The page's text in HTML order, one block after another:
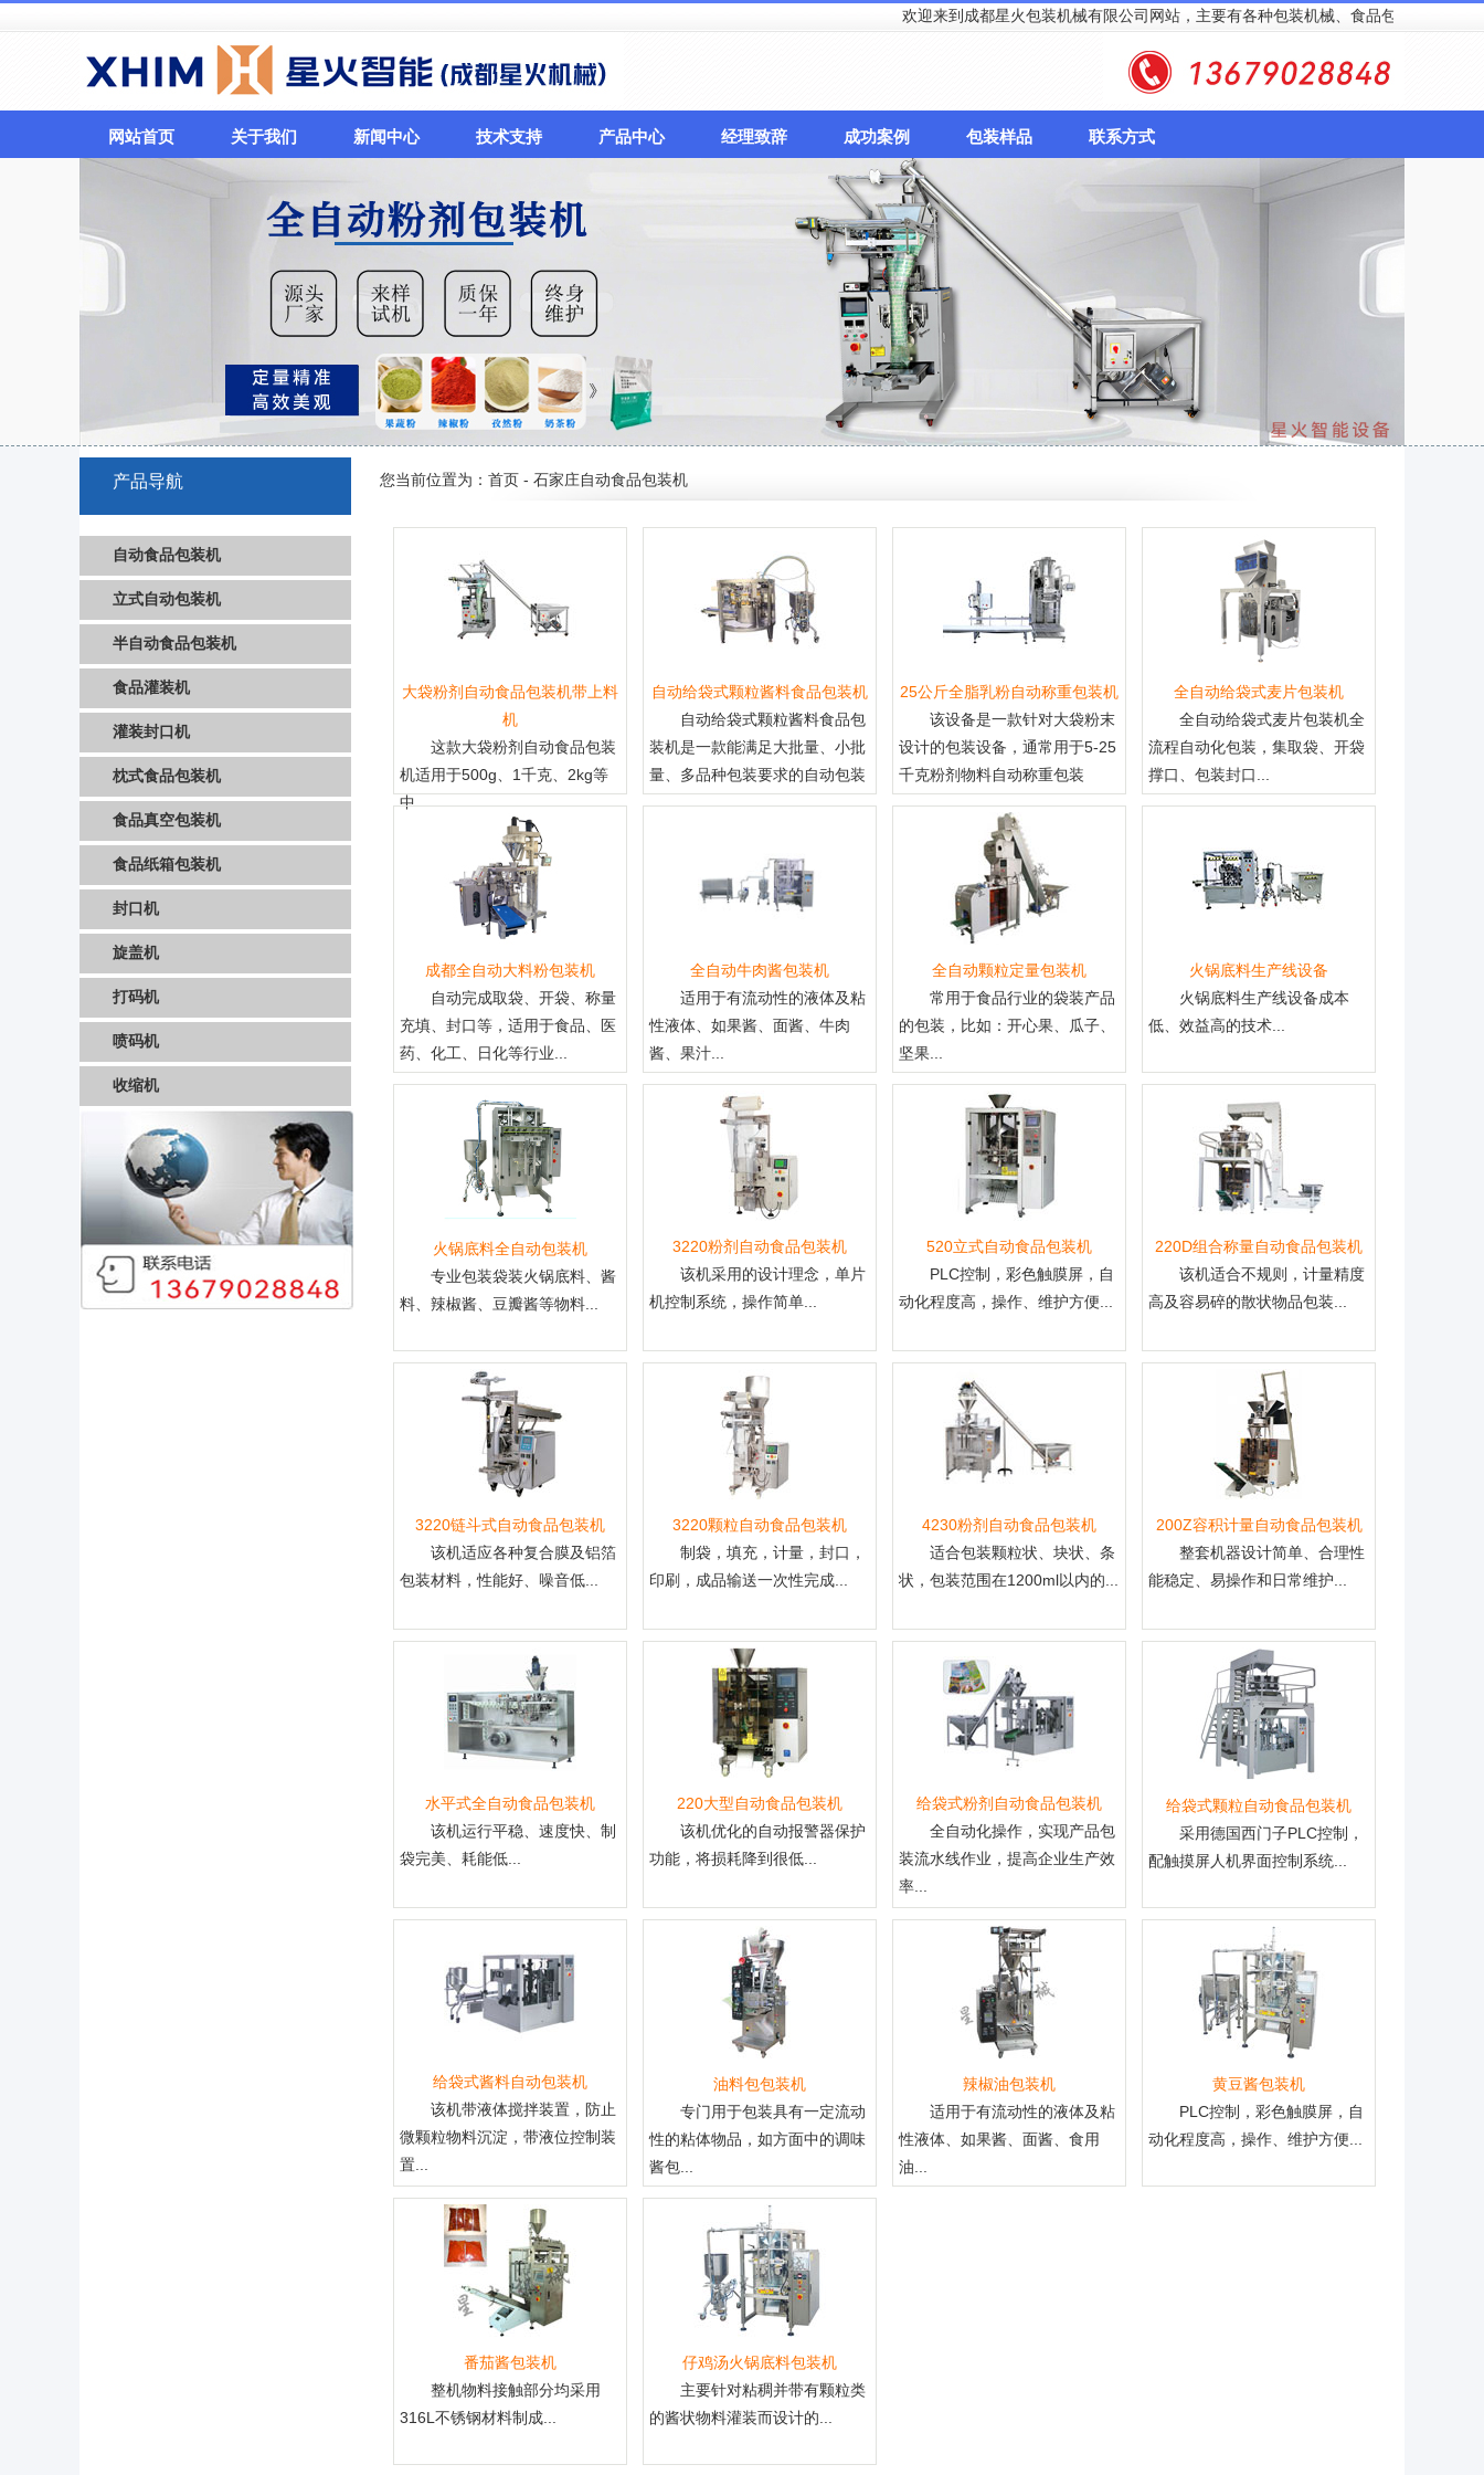
欢迎来到成都星火包装机械有限公司网站，主要有各种包装机械、食品包装机械，电话：
网站首页 关于我们 新闻中心 技术支持 产品中心 经理致辞 成功案例 包装样品 联系方式
产品导航
自动食品包装机
立式自动包装机
半自动食品包装机
食品灌装机
灌装封口机
枕式食品包装机
食品真空包装机
食品纸箱包装机
封口机
旋盖机
打码机
喷码机
收缩机
您当前位置为： 首页 - 石家庄自动食品包装机
大袋粉剂自动食品包装机带上料
机
这款大袋粉剂自动食品包装
机适用于500g、1千克、2kg等
中
自动给袋式颗粒酱料食品包装机
自动给袋式颗粒酱料食品包
装机是一款能满足大批量、小批
量、多品种包装要求的自动包装
25公斤全脂乳粉自动称重包装机
该设备是一款针对大袋粉末
设计的包装设备，通常用于5-25
千克粉剂物料自动称重包装
全自动给袋式麦片包装机
全自动给袋式麦片包装机全
流程自动化包装，集取袋、开袋
撑口、包装封口...
成都全自动大料粉包装机
自动完成取袋、开袋、称量
充填、封口等，适用于食品、医
药、化工、日化等行业...
全自动牛肉酱包装机
适用于有流动性的液体及粘
性液体、如果酱、面酱、牛肉
酱、果汁...
全自动颗粒定量包装机
常用于食品行业的袋装产品
的包装，比如：开心果、瓜子、
坚果...
火锅底料生产线设备
火锅底料生产线设备成本
低、效益高的技术...
火锅底料全自动包装机
专业包装袋装火锅底料、酱
料、辣椒酱、豆瓣酱等物料...
3220粉剂自动食品包装机
该机采用的设计理念，单片
机控制系统，操作简单...
520立式自动食品包装机
PLC控制，彩色触膜屏，自
动化程度高，操作、维护方便...
220D组合称量自动食品包装机
该机适合不规则，计量精度
高及容易碎的散状物品包装...
3220链斗式自动食品包装机
该机适应各种复合膜及铝箔
包装材料，性能好、噪音低...
3220颗粒自动食品包装机
制袋，填充，计量，封口，
印刷，成品输送一次性完成...
4230粉剂自动食品包装机
适合包装颗粒状、块状、条
状，包装范围在1200ml以内的...
200Z容积计量自动食品包装机
整套机器设计简单、合理性
能稳定、易操作和日常维护...
水平式全自动食品包装机
该机运行平稳、速度快、制
袋完美、耗能低...
220大型自动食品包装机
该机优化的自动报警器保护
功能，将损耗降到很低...
给袋式粉剂自动食品包装机
全自动化操作，实现产品包
装流水线作业，提高企业生产效
率...
给袋式颗粒自动食品包装机
采用德国西门子PLC控制，
配触摸屏人机界面控制系统...
给袋式酱料自动包装机
该机带液体搅拌装置，防止
微颗粒物料沉淀，带液位控制装
置...
油料包包装机
专门用于包装具有一定流动
性的粘体物品，如方面中的调味
酱包...
辣椒油包装机
适用于有流动性的液体及粘
性液体、如果酱、面酱、食用
油...
黄豆酱包装机
PLC控制，彩色触膜屏，自
动化程度高，操作、维护方便...
番茄酱包装机
整机物料接触部分均采用
316L不锈钢材料制成...
仔鸡汤火锅底料包装机
主要针对粘稠并带有颗粒类
的酱状物料灌装而设计的...